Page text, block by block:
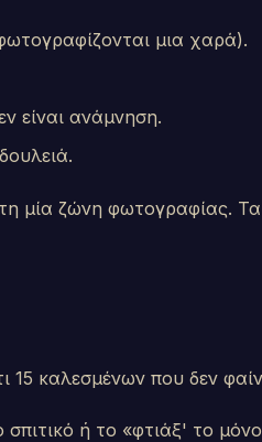
μια χαρά).
είναι ανάμνηση.
μία ζώνη φωτογραφίας. Τα
15 καλεσμένων που δεν
ή το «φτιάξ' το